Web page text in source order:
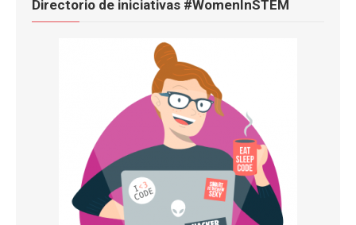
Directorio de iniciativas #WomenInSTEM